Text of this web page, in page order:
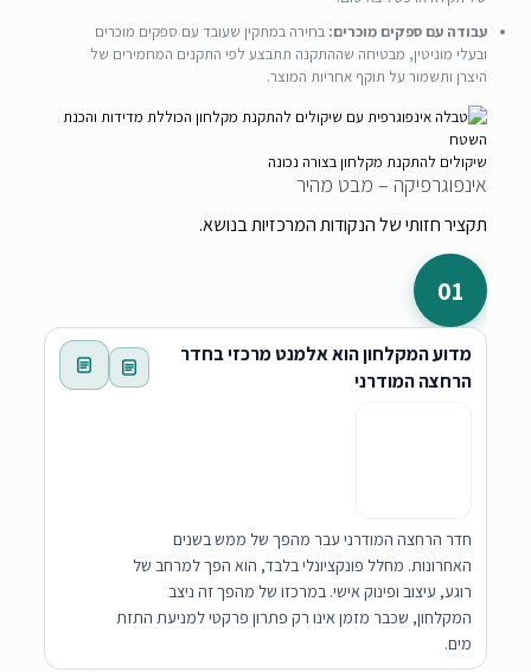
עבודה עם ספקים מוכרים: בחירה במתקין שעובד עם ספקים מוכרים
ובעלי מוניטין, מבטיחה שההתקנה תתבצע לפי התקנים המחמירים של
היצרן ותשמור על תוקף אחריות המוצר.
שיקולים להתקנת מקלחון בצורה נכונה
אינפוגרפיקה – מבט מהיר
תקציר חזותי של הנקודות המרכזיות בנושא.
01
מדוע המקלחון הוא אלמנט מרכזי בחדר
הרחצה המודרני
חדר הרחצה המודרני עבר מהפך של ממש בשנים
האחרונות. מחלל פונקציונלי בלבד, הוא הפך למרחב של
רוגע, עיצוב ופינוק אישי. במרכזו של מהפך זה ניצב
המקלחון, שכבר מזמן אינו רק פתרון פרקטי למניעת התזת
מים.